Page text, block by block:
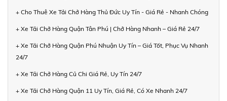
+ Cho Thuê Xe Tải Chở Hàng Thủ Đức Uy Tín - Giá Rẻ - Nhanh Chóng
+ Xe Tải Chở Hàng Quận Tân Phú | Chở Hàng Nhanh – Giá Rẻ 24/7
+ Xe Tải Chở Hàng Quận Phú Nhuận Uy Tín – Giá Tốt, Phục Vụ Nhanh
24/7
+ Xe Tải Chở Hàng Củ Chi Giá Rẻ, Uy Tín 24/7
+ Xe Tải Chở Hàng Quận 11 Uy Tín, Giá Rẻ, Có Xe Nhanh 24/7